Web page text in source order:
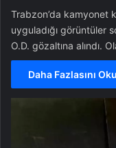
Trabzon’da kamyonet
uyguladığı görüntüler
O.D. gözaltına alındı.
Daha Fazlasını